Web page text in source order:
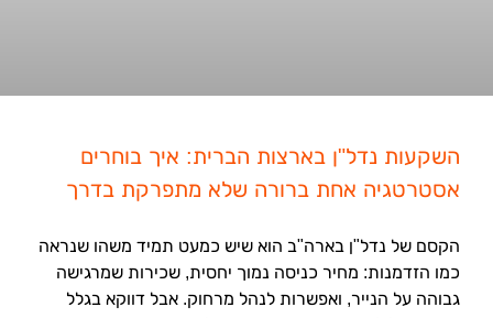
השקעות נדל"ן בארצות הברית: איך בוחרים
אסטרטגיה אחת ברורה שלא מתפרקת בדרך
הקסם של נדל"ן בארה"ב הוא שיש כמעט תמיד משהו שנראה
כמו הזדמנות: מחיר כניסה נמוך יחסית, שכירות שמרגישה
גבוהה על הנייר, ואפשרות לנהל מרחוק. אבל דווקא בגלל